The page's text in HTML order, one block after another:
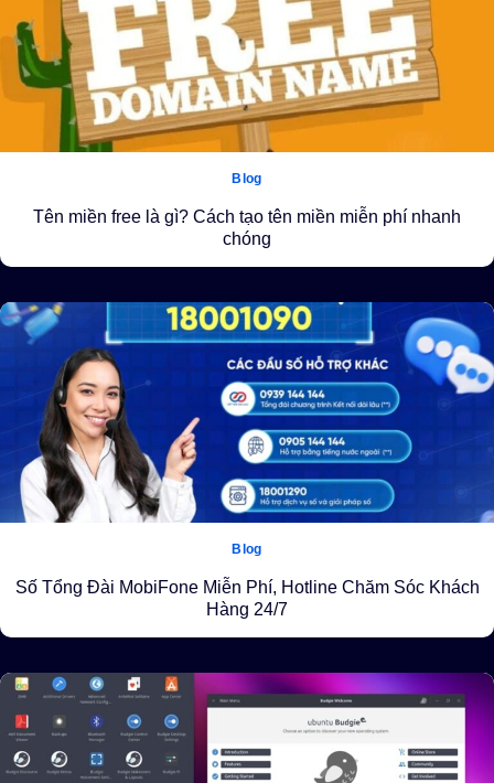
Blog
Tên miền free là gì? Cách tạo tên miền miễn phí nhanh
chóng
Blog
Số Tổng Đài MobiFone Miễn Phí, Hotline Chăm Sóc Khách
Hàng 24/7